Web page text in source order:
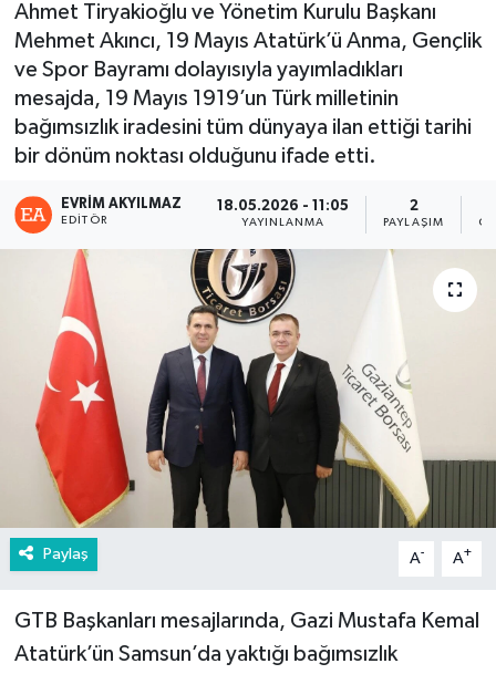
Ahmet Tiryakioğlu ve Yönetim Kurulu Başkanı
Mehmet Akıncı, 19 Mayıs Atatürk’ü Anma, Gençlik
ve Spor Bayramı dolayısıyla yayımladıkları
mesajda, 19 Mayıs 1919’un Türk milletinin
bağımsızlık iradesini tüm dünyaya ilan ettiği tarihi
bir dönüm noktası olduğunu ifade etti.
EVRIM AKYILMAZ
EDITÖR
18.05.2026 - 11:05
YAYINLANMA
2
PAYLAŞIM
Paylaş A- A+
GTB Başkanları mesajlarında, Gazi Mustafa Kemal
Atatürk’ün Samsun’da yaktığı bağımsızlık
Son Dakika Haberleri
Haber Arşivi